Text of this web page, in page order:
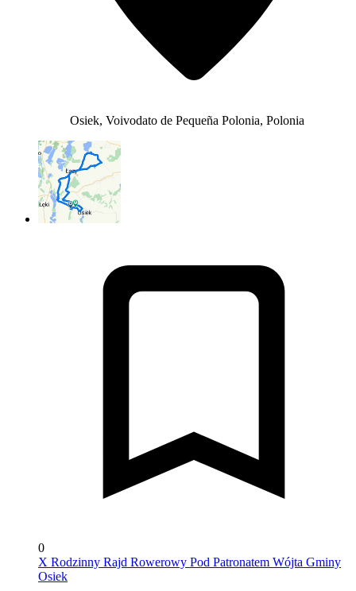
Osiek, Voivodato de Pequeña Polonia, Polonia
0
X Rodzinny Rajd Rowerowy Pod Patronatem Wójta Gminy
Osiek